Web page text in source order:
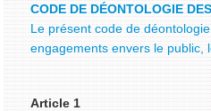
CODE DE DÉONTOLOGIE
Le présent code de
engagements envers le public,
Article 1